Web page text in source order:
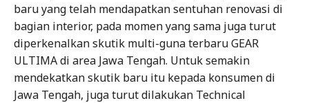
baru yang telah mendapatkan sentuhan renovasi di
bagian interior, pada momen yang sama juga turut
diperkenalkan skutik multi-guna terbaru GEAR
ULTIMA di area Jawa Tengah. Untuk semakin
mendekatkan skutik baru itu kepada konsumen di
Jawa Tengah, juga turut dilakukan Technical